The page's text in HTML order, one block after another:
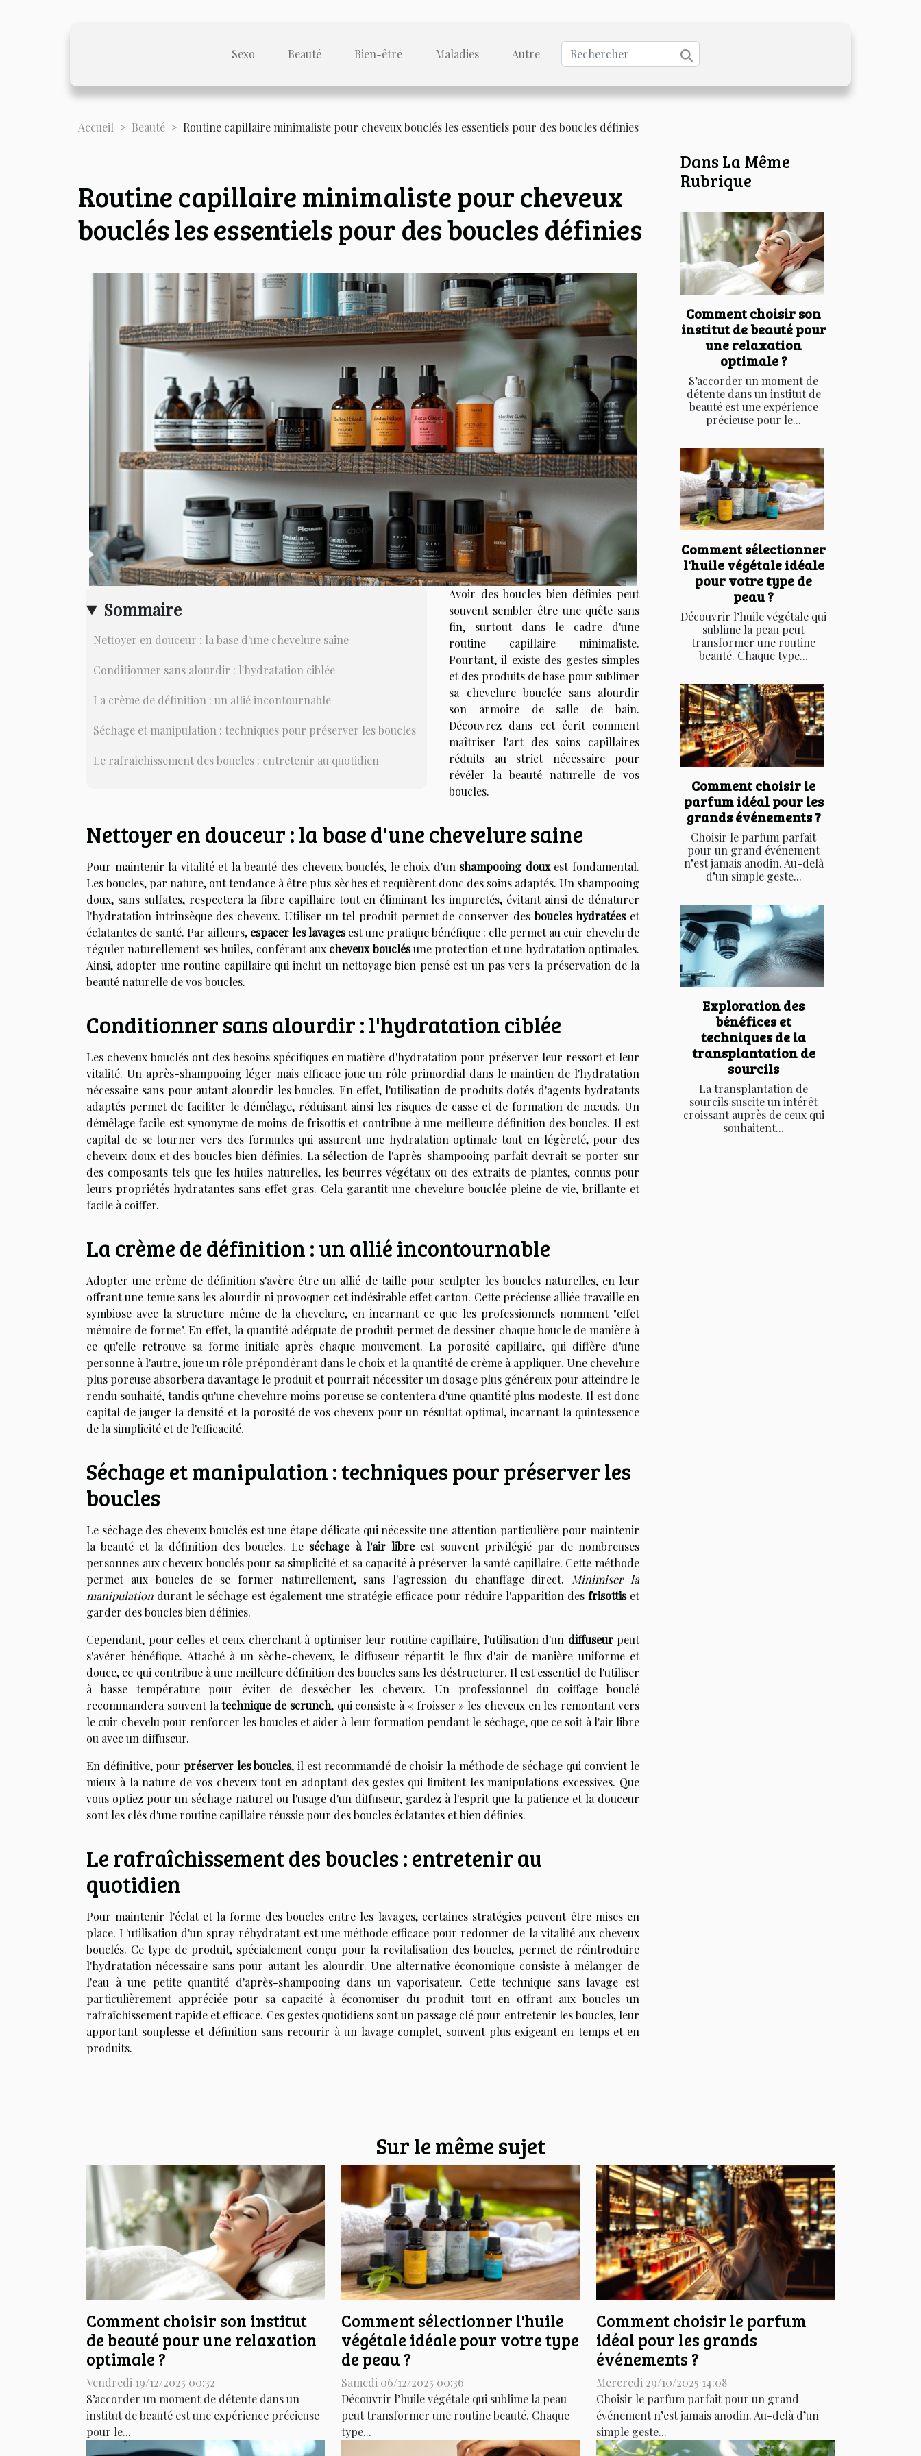
Sexo Beauté Bien-être Maladies Autre
Accueil Beauté Routine capillaire minimaliste pour cheveux bouclés les essentiels pour des boucles définies
Routine capillaire minimaliste pour cheveux
bouclés les essentiels pour des boucles définies
Sommaire
Nettoyer en douceur : la base d'une chevelure saine
Conditionner sans alourdir : l'hydratation ciblée
La crème de définition : un allié incontournable
Séchage et manipulation : techniques pour préserver les boucles
Le rafraîchissement des boucles : entretenir au quotidien
Avoir des boucles bien définies peut
souvent sembler être une quête sans
fin, surtout dans le cadre d'une
routine capillaire minimaliste.
Pourtant, il existe des gestes simples
et des produits de base pour sublimer
sa chevelure bouclée sans alourdir
son armoire de salle de bain.
Découvrez dans cet écrit comment
maîtriser l'art des soins capillaires
réduits au strict nécessaire pour
révéler la beauté naturelle de vos
boucles.
Nettoyer en douceur : la base d'une chevelure saine
Pour maintenir la vitalité et la beauté des cheveux bouclés, le choix d'un shampooing douxest fondamental.
Les boucles, par nature, ont tendance à être plus sèches et requièrent donc des soins adaptés. Un shampooing
doux, sans sulfates, respectera la fibre capillaire tout en éliminant les impuretés, évitant ainsi de dénaturer
l'hydratation intrinsèque des cheveux. Utiliser un tel produit permet de conserver desboucles hydratéeset
éclatantes de santé. Par ailleurs, espacer les lavagesest une pratique bénéfique : elle permet au cuir chevelu de
réguler naturellement ses huiles, conférant aux cheveux bouclésune protection et une hydratation optimales.
Ainsi, adopter une routine capillaire qui inclut un nettoyage bien pensé est un pas vers la préservation de la
beauté naturelle de vos boucles.
Conditionner sans alourdir : l'hydratation ciblée
Les cheveux bouclés ont des besoins spécifiques en matière d'hydratation pour préserver leur ressort et leur
vitalité. Un après-shampooing léger mais efficace joue un rôle primordial dans le maintien de l'hydratation
nécessaire sans pour autant alourdir les boucles. En effet, l'utilisation de produits dotés d'agents hydratants
adaptés permet de faciliter le démêlage, réduisant ainsi les risques de casse et de formation de nœuds. Un
démêlage facile est synonyme de moins de frisottis et contribue à une meilleure définition des boucles. Il est
capital de se tourner vers des formules qui assurent une hydratation optimale tout en légèreté, pour des
cheveux doux et des boucles bien définies. La sélection de l'après-shampooing parfait devrait se porter sur
des composants tels que les huiles naturelles, les beurres végétaux ou des extraits de plantes, connus pour
leurs propriétés hydratantes sans effet gras. Cela garantit une chevelure bouclée pleine de vie, brillante et
facile à coiffer.
La crème de définition : un allié incontournable
Adopter une crème de définition s'avère être un allié de taille pour sculpter les boucles naturelles, en leur
offrant une tenue sans les alourdir ni provoquer cet indésirable effet carton. Cette précieuse alliée travaille en
symbiose avec la structure même de la chevelure, en incarnant ce que les professionnels nomment "effet
mémoire de forme". En effet, la quantité adéquate de produit permet de dessiner chaque boucle de manière à
ce qu'elle retrouve sa forme initiale après chaque mouvement. La porosité capillaire, qui diffère d'une
personne à l'autre, joue un rôle prépondérant dans le choix et la quantité de crème à appliquer. Une chevelure
plus poreuse absorbera davantage le produit et pourrait nécessiter un dosage plus généreux pour atteindre le
rendu souhaité, tandis qu'une chevelure moins poreuse se contentera d'une quantité plus modeste. Il est donc
capital de jauger la densité et la porosité de vos cheveux pour un résultat optimal, incarnant la quintessence
de la simplicité et de l'efficacité.
Séchage et manipulation : techniques pour préserver les
boucles
Le séchage des cheveux bouclés est une étape délicate qui nécessite une attention particulière pour maintenir
la beauté et la définition des boucles. Le séchage à l'air libreest souvent privilégié par de nombreuses
personnes aux cheveux bouclés pour sa simplicité et sa capacité à préserver la santé capillaire. Cette méthode
permet aux boucles de se former naturellement, sans l'agression du chauffage direct. Minimiser la
manipulation durant le séchage est également une stratégie efficace pour réduire l'apparition des frisottiset
garder des boucles bien définies.
Cependant, pour celles et ceux cherchant à optimiser leur routine capillaire, l'utilisation d'un diffuseurpeut
s'avérer bénéfique. Attaché à un sèche-cheveux, le diffuseur répartit le flux d'air de manière uniforme et
douce, ce qui contribue à une meilleure définition des boucles sans les déstructurer. Il est essentiel de l'utiliser
à basse température pour éviter de dessécher les cheveux. Un professionnel du coiffage bouclé
recommandera souvent latechnique de scrunch, qui consiste à « froisser » les cheveux en les remontant vers
le cuir chevelu pour renforcer les boucles et aider à leur formation pendant le séchage, que ce soit à l'air libre
ou avec un diffuseur.
En définitive, pour préserver les boucles, il est recommandé de choisir la méthode de séchage qui convient le
mieux à la nature de vos cheveux tout en adoptant des gestes qui limitent les manipulations excessives. Que
vous optiez pour un séchage naturel ou l'usage d'un diffuseur, gardez à l'esprit que la patience et la douceur
sont les clés d'une routine capillaire réussie pour des boucles éclatantes et bien définies.
Le rafraîchissement des boucles : entretenir au
quotidien
Pour maintenir l'éclat et la forme des boucles entre les lavages, certaines stratégies peuvent être mises en
place. L'utilisation d'un spray réhydratant est une méthode efficace pour redonner de la vitalité aux cheveux
bouclés. Ce type de produit, spécialement conçu pour la revitalisation des boucles, permet de réintroduire
l'hydratation nécessaire sans pour autant les alourdir. Une alternative économique consiste à mélanger de
l'eau à une petite quantité d'après-shampooing dans un vaporisateur. Cette technique sans lavage est
particulièrement appréciée pour sa capacité à économiser du produit tout en offrant aux boucles un
rafraîchissement rapide et efficace. Ces gestes quotidiens sont un passage clé pour entretenir les boucles, leur
apportant souplesse et définition sans recourir à un lavage complet, souvent plus exigeant en temps et en
produits.
Dans La Même
Rubrique
Comment choisir son
institut de beauté pour
une relaxation
optimale ?
S’accorder un moment de
détente dans un institut de
beauté est une expérience
précieuse pour le...
Comment sélectionner
l'huile végétale idéale
pour votre type de
peau ?
Découvrir l’huile végétale qui
sublime la peau peut
transformer une routine
beauté. Chaque type...
Comment choisir le
parfum idéal pour les
grands événements ?
Choisir le parfum parfait
pour un grand événement
n’est jamais anodin. Au-delà
d’un simple geste...
Exploration des
bénéfices et
techniques de la
transplantation de
sourcils
La transplantation de
sourcils suscite un intérêt
croissant auprès de ceux qui
souhaitent...
Sur le même sujet
Comment choisir son institut
de beauté pour une relaxation
optimale ?
Vendredi 19/12/2025 00:32
S’accorder un moment de détente dans un
institut de beauté est une expérience précieuse
pour le...
Comment sélectionner l'huile
végétale idéale pour votre type
de peau ?
Samedi 06/12/2025 00:36
Découvrir l’huile végétale qui sublime la peau
peut transformer une routine beauté. Chaque
type...
Comment choisir le parfum
idéal pour les grands
événements ?
Mercredi 29/10/2025 14:08
Choisir le parfum parfait pour un grand
événement n’est jamais anodin. Au-delà d’un
simple geste...